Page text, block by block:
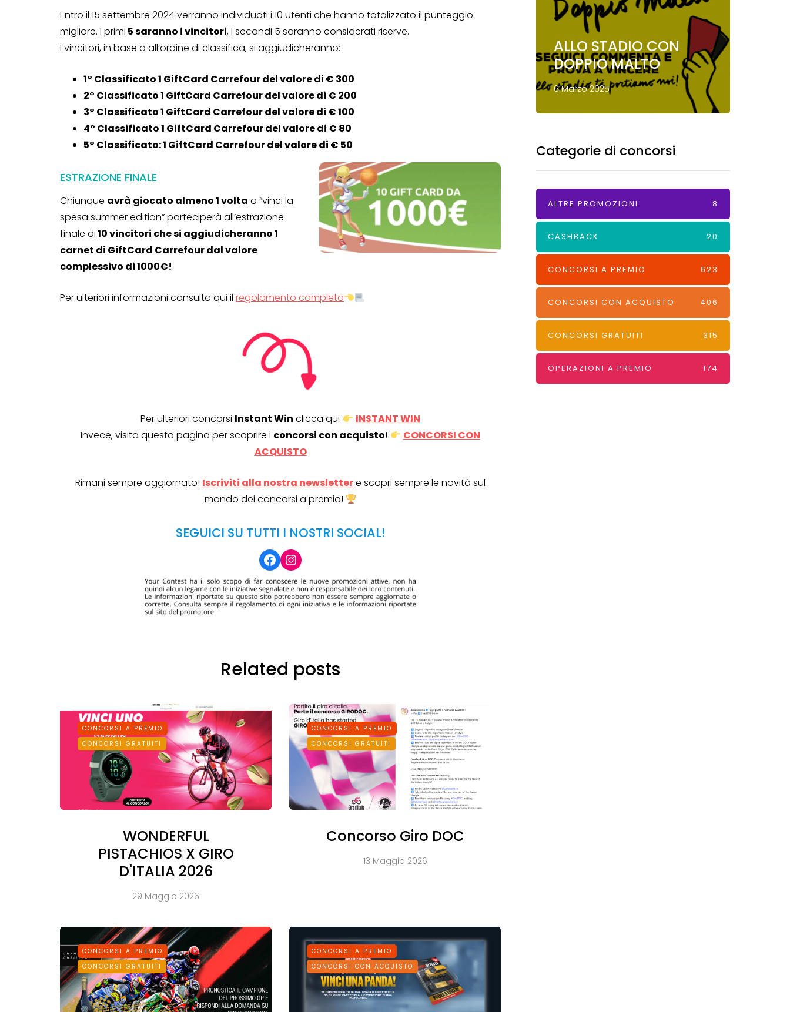
Entro il 15 settembre 2024 verranno individuati i 10 utenti che hanno totalizzato il punteggio
migliore. I primi 5 saranno i vincitori, i secondi 5 saranno considerati riserve.
I vincitori, in base a all’ordine di classifica, si aggiudicheranno:
1° Classificato 1 GiftCard Carrefour del valore di € 300
2° Classificato 1 GiftCard Carrefour del valore di € 200
3° Classificato 1 GiftCard Carrefour del valore di € 100
4° Classificato 1 GiftCard Carrefour del valore di € 80
5° Classificato: 1 GiftCard Carrefour del valore di € 50
ESTRAZIONE FINALE
Chiunque avrà giocato almeno 1 volta a “vinci la
spesa summer edition” parteciperà all’estrazione
finale di10 vincitori che si aggiudicheranno 1
carnet di GiftCard Carrefour dal valore
complessivo di 1000€!
Per ulteriori informazioni consulta qui il regolamento completo
Per ulteriori concorsi Instant Win clicca qui
INSTANT WIN
Invece, visita questa pagina per scoprire i concorsi con acquisto!
CONCORSI CON
ACQUISTO
Rimani sempre aggiornato! Iscriviti alla nostra newslettere scopri sempre le novità sul
mondo dei concorsi a premio!
SEGUICI SU TUTTI I NOSTRI SOCIAL!
Facebook
Instagram
Related posts
CONCORSI A PREMIO
CONCORSI GRATUITI
WONDERFUL
PISTACHIOS X GIRO
D'ITALIA 2026
29 Maggio 2026
CONCORSI A PREMIO
CONCORSI GRATUITI
Concorso Giro DOC
13 Maggio 2026
CONCORSI A PREMIO
CONCORSI GRATUITI
CONCORSI A PREMIO
CONCORSI CON ACQUISTO
Genertel e
Genertellife ti
regalano fino a 500€
13 Gennaio 2022
Operazione a premio
ALLO STADIO CON
DOPPIO MALTO
6 Marzo 2025
Categorie di concorsi
ALTRE PROMOZIONI 8
CASHBACK 20
CONCORSI A PREMIO 623
CONCORSI CON ACQUISTO 406
CONCORSI GRATUITI 315
OPERAZIONI A PREMIO 174